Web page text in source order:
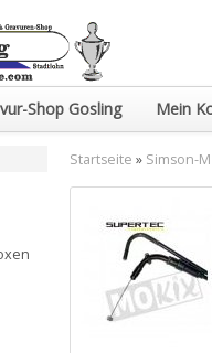
Shop Gosling Mein
Startseite » Simson-